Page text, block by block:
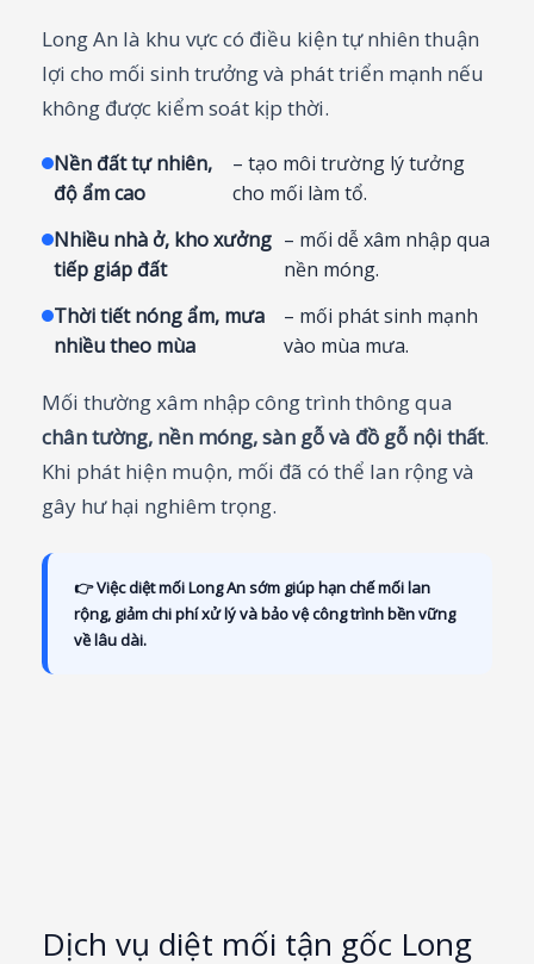
Long An là khu vực có điều kiện tự nhiên thuận
lợi cho mối sinh trưởng và phát triển mạnh nếu
không được kiểm soát kịp thời.
Nền đất tự nhiên,
độ ẩm cao
– tạo môi trường lý tưởng
cho mối làm tổ.
Nhiều nhà ở, kho xưởng
tiếp giáp đất
– mối dễ xâm nhập qua
nền móng.
Thời tiết nóng ẩm, mưa
nhiều theo mùa
– mối phát sinh mạnh
vào mùa mưa.
Mối thường xâm nhập công trình thông qua
chân tường, nền móng, sàn gỗ và đồ gỗ nội thất.
Khi phát hiện muộn, mối đã có thể lan rộng và
gây hư hại nghiêm trọng.
👉 Việcdiệt mối Long An sớm giúp hạn chế mối lan
rộng, giảm chi phí xử lý và bảo vệ công trình bền vững
về lâu dài.
Dịch vụ diệt mối tận gốc Long